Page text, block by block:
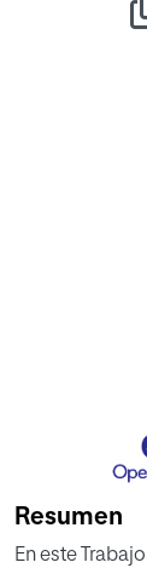
Resumen
En este